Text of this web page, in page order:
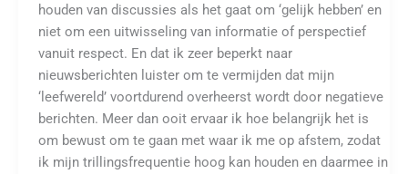
houden van discussies als het gaat om ‘gelijk hebben’ en
niet om een uitwisseling van informatie of perspectief
vanuit respect. En dat ik zeer beperkt naar
nieuwsberichten luister om te vermijden dat mijn
‘leefwereld’ voortdurend overheerst wordt door negatieve
berichten. Meer dan ooit ervaar ik hoe belangrijk het is
om bewust om te gaan met waar ik me op afstem, zodat
ik mijn trillingsfrequentie hoog kan houden en daarmee in